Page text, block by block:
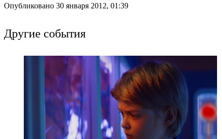
Опубликовано 30 января 2012, 01:39
Другие события